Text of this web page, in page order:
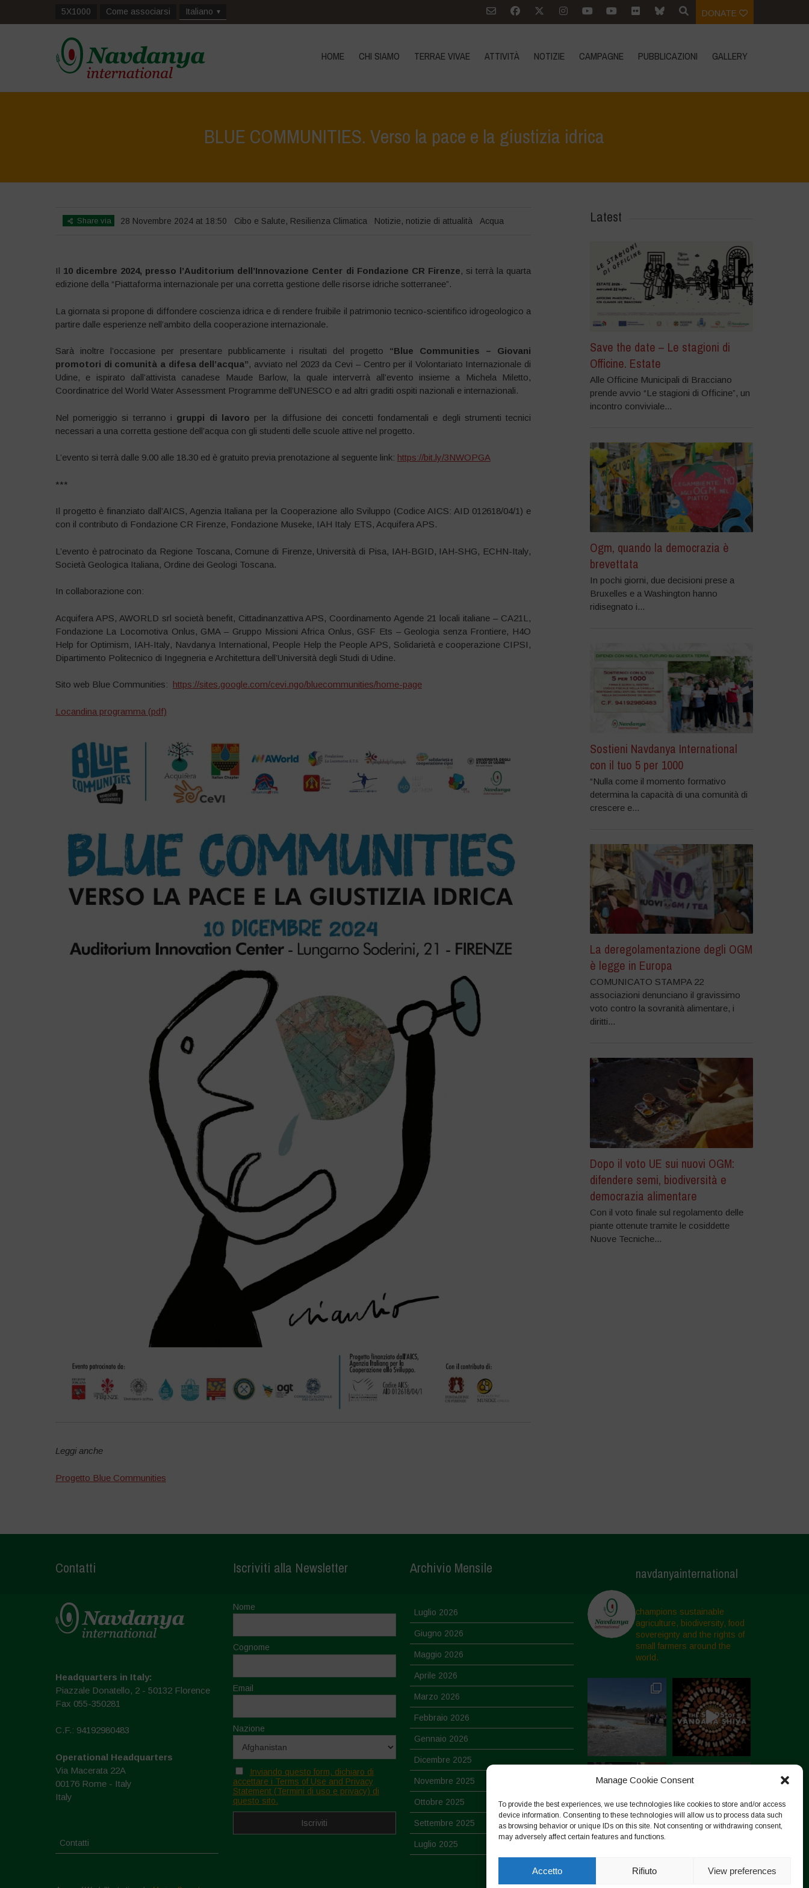
Manage Cookie Consent
To provide the best experiences, we use technologies like cookies to store and/or access
device information. Consenting to these technologies will allow us to process data such
as browsing behavior or unique IDs on this site. Not consenting or withdrawing consent,
may adversely affect certain features and functions.
Accetto Rifiuto View preferences
5X1000 Come associarsi Italiano DONATE
HOME CHI SIAMO TERRAE VIVAE ATTIVITÀ NOTIZIE CAMPAGNE PUBBLICAZIONI GALLERY
BLUE COMMUNITIES. Verso la pace e la giustizia idrica
Share via 28 Novembre 2024 at 18:50 Cibo e Salute, Resilienza Climatica Notizie, notizie di attualità Acqua
Il 10 dicembre 2024, presso l’Auditorium dell’Innovazione Center di Fondazione CR Firenze, si terrà la quarta
edizione della “Piattaforma internazionale per una corretta gestione delle risorse idriche sotterranee”.
La giornata si propone di diffondere coscienza idrica e di rendere fruibile il patrimonio tecnico-scientifico idrogeologico a
partire dalle esperienze nell’ambito della cooperazione internazionale.
Sarà inoltre l’occasione per presentare pubblicamente i risultati del progetto “Blue Communities – Giovani
promotori di comunità a difesa dell’acqua”, avviato nel 2023 da Cevi – Centro per il Volontariato Internazionale di
Udine, e ispirato dall’attivista canadese Maude Barlow, la quale interverrà all’evento insieme a Michela Miletto,
Coordinatrice del World Water Assessment Programme dell’UNESCO e ad altri graditi ospiti nazionali e internazionali.
Nel pomeriggio si terranno i gruppi di lavoro per la diffusione dei concetti fondamentali e degli strumenti tecnici
necessari a una corretta gestione dell’acqua con gli studenti delle scuole attive nel progetto.
L’evento si terrà dalle 9.00 alle 18.30 ed è gratuito previa prenotazione al seguente link: https://bit.ly/3NWOPGA
***
Il progetto è finanziato dall’AICS, Agenzia Italiana per la Cooperazione allo Sviluppo (Codice AICS: AID 012618/04/1) e
con il contributo di Fondazione CR Firenze, Fondazione Museke, IAH Italy ETS, Acquifera APS.
L’evento è patrocinato da Regione Toscana, Comune di Firenze, Università di Pisa, IAH-BGID, IAH-SHG, ECHN-Italy,
Società Geologica Italiana, Ordine dei Geologi Toscana.
In collaborazione con:
Acquifera APS, AWORLD srl società benefit, Cittadinanzattiva APS, Coordinamento Agende 21 locali italiane – CA21L,
Fondazione La Locomotiva Onlus, GMA – Gruppo Missioni Africa Onlus, GSF Ets – Geologia senza Frontiere, H4O
Help for Optimism, IAH-Italy, Navdanya International, People Help the People APS, Solidarietà e cooperazione CIPSI,
Dipartimento Politecnico di Ingegneria e Architettura dell’Università degli Studi di Udine.
Sito web Blue Communities: https://sites.google.com/cevi.ngo/bluecommunities/home-page
Locandina programma (pdf)
Leggi anche
Progetto Blue Communities
Latest
Save the date – Le stagioni di
Officine. Estate
Alle Officine Municipali di Bracciano
prende avvio “Le stagioni di Officine”, un
incontro conviviale...
Ogm, quando la democrazia è
brevettata
In pochi giorni, due decisioni prese a
Bruxelles e a Washington hanno
ridisegnato i...
Sostieni Navdanya International
con il tuo 5 per 1000
“Nulla come il momento formativo
determina la capacità di una comunità di
crescere e...
La deregolamentazione degli OGM
è legge in Europa
COMUNICATO STAMPA 22
associazioni denunciano il gravissimo
voto contro la sovranità alimentare, i
diritti...
Dopo il voto UE sui nuovi OGM:
difendere semi, biodiversità e
democrazia alimentare
Con il voto finale sul regolamento delle
piante ottenute tramite le cosiddette
Nuove Tecniche...
Contatti
Headquarters in Italy:
Piazzale Donatello, 2 - 50132 Florence
Fax 055-350281
C.F.: 94192980483
Operational Headquarters
Via Macerata 22A
00176 Rome - Italy
Italy
Contatti
Iscriviti alla Newsletter
Nome
Cognome
Email
Nazione
Inviando questo form, dichiaro di
accettare i Terms of Use and Privacy
Statement (Termini di uso e privacy) di
questo sito.
Archivio Mensile
Luglio 2026
Giugno 2026
Maggio 2026
Aprile 2026
Marzo 2026
Febbraio 2026
Gennaio 2026
Dicembre 2025
Novembre 2025
Ottobre 2025
Settembre 2025
Luglio 2025
navdanyainternational
champions sustainable
agriculture, biodiversity, food
sovereignty and the rights of
small farmers around the
world.